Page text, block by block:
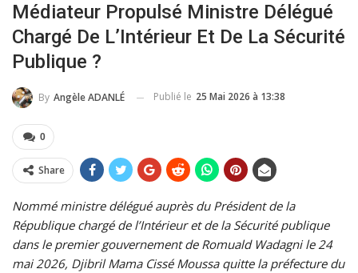
Médiateur Propulsé Ministre Délégué
Chargé De L’Intérieur Et De La Sécurité
Publique ?
By Angèle ADANLÉ Publié le 25 Mai 2026 à 13:38
0
Share
Nommé ministre délégué auprès du Président de la
République chargé de l’Intérieur et de la Sécurité publique
dans le premier gouvernement de Romuald Wadagni le 24
mai 2026, Djibril Mama Cissé Moussa quitte la préfecture du